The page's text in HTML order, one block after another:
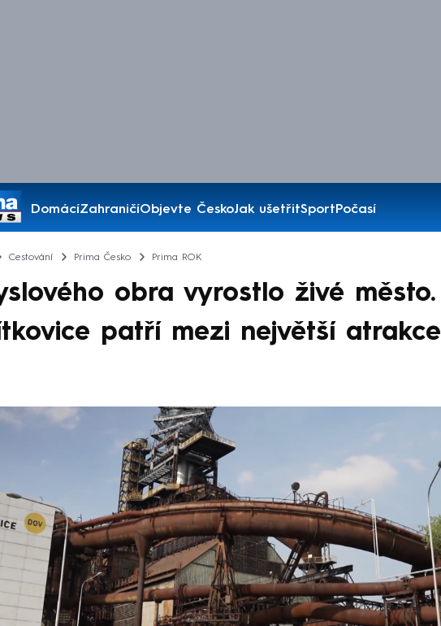
DomácíZahraničíObjevte ČeskoJak ušetřitSportPočasí
Pořady
Cestování Prima Česko Prima ROK
obra vyrostlo živé město.
patří mezi největší atrakce